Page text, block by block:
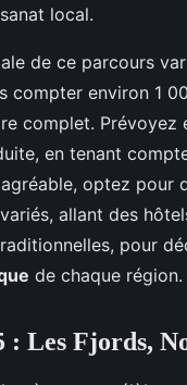
local.
de ce parcours
compter environ 1
complet. Prévoyez
en tenant
optez pour
allant des
pour
de chaque région.
Les Fjords,